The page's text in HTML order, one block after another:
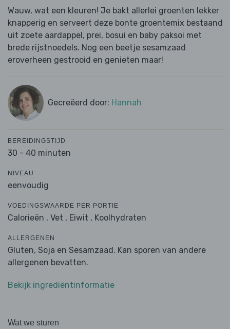
Wauw, wat een kleuren! Je bakt allerlei groenten lekker
knapperig en serveert deze bonte groentemix bestaand
uit zoete aardappel, prei, bosui en baby paksoi met
brede rijstnoedels. Nog een beetje sesamzaad
eroverheen gestrooid en genieten maar!
Gecreëerd door: Hannah
BEREIDINGSTIJD
30 - 40 minuten
NIVEAU
eenvoudig
VOEDINGSWAARDE PER PORTIE
Calorieën , Vet , Eiwit , Koolhydraten
ALLERGENEN
Gluten, Soja en Sesamzaad. Kan sporen van andere
allergenen bevatten.
Bekijk ingrediëntinformatie
Wat we sturen